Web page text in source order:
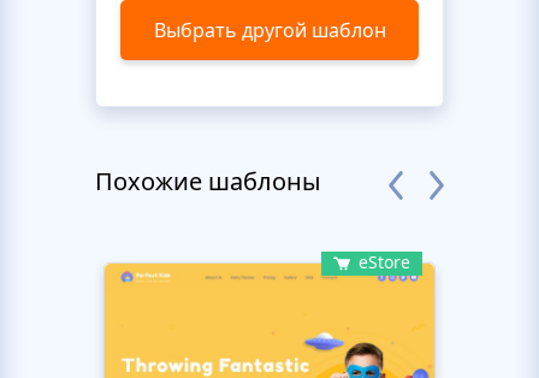
Выбрать другой шаблон
Похожие шаблоны
eStore